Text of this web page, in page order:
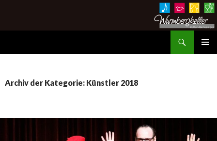
Archiv der Kategorie: Künstler 2018